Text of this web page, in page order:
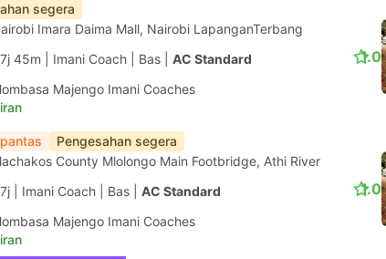
segera
Imara Daima Mall, Nairobi LapanganTerbang
7j 45m | Imani Coach Bas AC Standard
Majengo Imani Coaches
1.0
Pengesahan segera
County Mlolongo Main Footbridge, Athi River
7j | Imani Coach Bas AC Standard
Majengo Imani Coaches
1.0